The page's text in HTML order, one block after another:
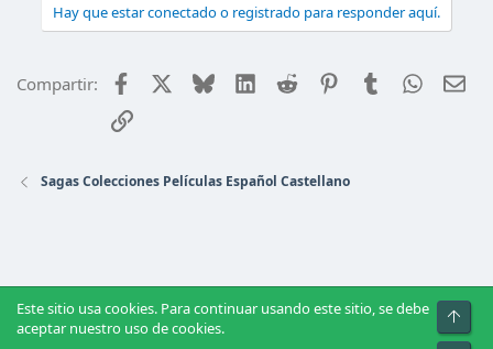
Hay que estar conectado o registrado para responder aquí.
Compartir: Facebook BlueskyLinkedIn
Reddit PinterestTumblr
Enlace
Sagas Colecciones Películas Español Castellano
Este sitio usa cookies. Para continuar usando este sitio, se debe
aceptar nuestro uso de cookies.